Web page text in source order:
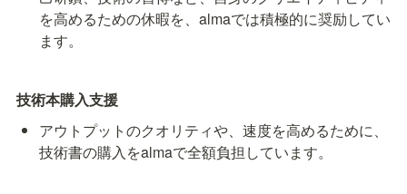
を高めるための休暇を、almaでは積極的に奨励してい
ます。
技術本購入支援
アウトプットのクオリティや、速度を高めるために、
技術書の購入をalmaで全額負担しています。